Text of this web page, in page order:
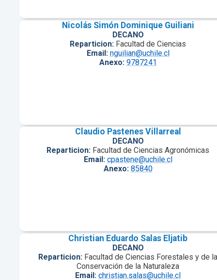
Nicolás Simón Dominique Guiliani
DECANO
Reparticion: Facultad de Ciencias
Email: nguilian@uchile.cl
Anexo: 9787241
Claudio Pastenes Villarreal
DECANO
Reparticion: Facultad de Ciencias Agronómicas
Email: cpastene@uchile.cl
Anexo: 85840
Christian Eduardo Salas Eljatib
DECANO
Reparticion: Facultad de Ciencias Forestales y de la
Conservación de la Naturaleza
Email: christian.salas@uchile.cl